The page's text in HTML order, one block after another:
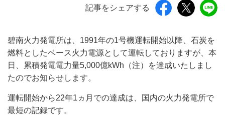
記事をシェアする
碧南火力発電所は、1991年の1号機運転開始以降、石炭を
燃料としたベース火力電源として運転しておりますが、本
日、累積発電電力量5,000億kWh（注）を達成いたしまし
たのでお知らせします。
運転開始から22年1ヵ月での達成は、国内の火力発電所で
最短の記録です。